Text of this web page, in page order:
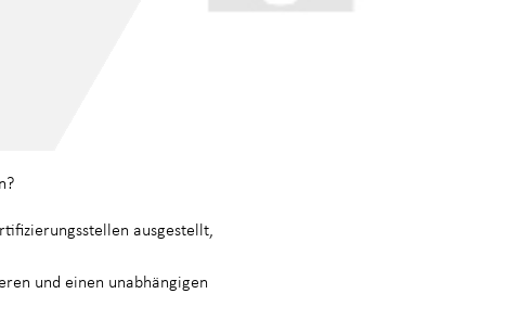
ausgestellt,
und einen unabhängigen